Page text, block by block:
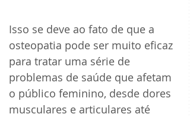
Isso se deve ao fato de que a
osteopatia pode ser muito eficaz
para tratar uma série de
problemas de saúde que afetam
o público feminino, desde dores
musculares e articulares até